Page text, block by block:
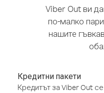
Viber Out ви
по-малко
нашите
Кредитни пакети
Кредитът за Viber Out